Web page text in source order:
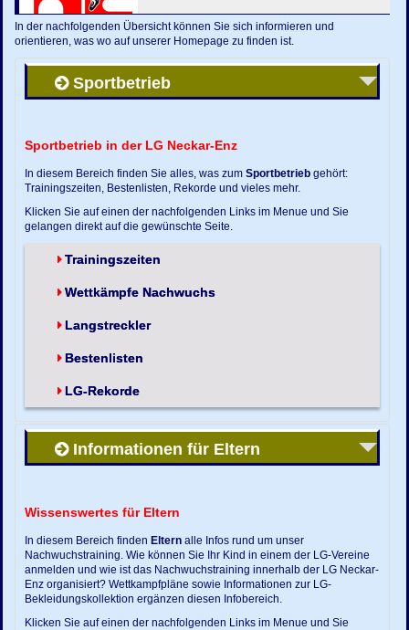
In der nachfolgenden Übersicht können Sie sich informieren und
orientieren, was wo auf unserer Homepage zu finden ist.
Sportbetrieb
Sportbetrieb in der LG Neckar-Enz
In diesem Bereich finden Sie alles, was zumSportbetrieb gehört:
Trainingszeiten, Bestenlisten, Rekorde und vieles mehr.
Klicken Sie auf einen der nachfolgenden Links im Menue und Sie
gelangen direkt auf die gewünschte Seite.
Trainingszeiten
Wettkämpfe Nachwuchs
Langstreckler
Bestenlisten
LG-Rekorde
Informationen für Eltern
Wissenswertes für Eltern
In diesem Bereich finden Eltern alle Infos rund um unser
Nachwuchstraining. Wie können Sie Ihr Kind in einem der LG-Vereine
anmelden und wie ist das Nachwuchstraining innerhalb der LG Neckar-
Enz organisiert? Wettkampfpläne sowie Informationen zur LG-
Bekleidungskollektion ergänzen diesen Infobereich.
Klicken Sie auf einen der nachfolgenden Links im Menue und Sie